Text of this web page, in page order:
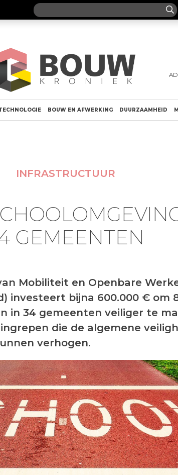
BOUW EN AFWERKING DUURZAAMHEID
INFRASTRUCTUUR
GEMEENTEN
Mobiliteit en Openbare
investeert bijna 600.000 € om
in 34 gemeenten veiliger te
die de algemene
verhogen.